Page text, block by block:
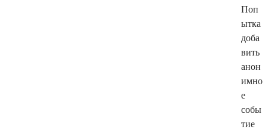
Поп
ытка
доба
вить
анон
имно
е
собы
тие